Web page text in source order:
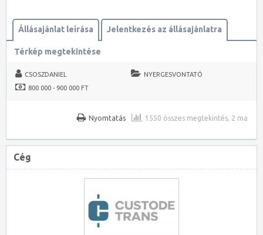
Állásajánlat leírása Jelentkezés az állásajánlatra
Térkép megtekintése
CSOSZDANIEL
NYERGESVONTATÓ
800 000 - 900 000 FT
1550 összes megtekintés, 2 ma
Nyomtatás
Cég